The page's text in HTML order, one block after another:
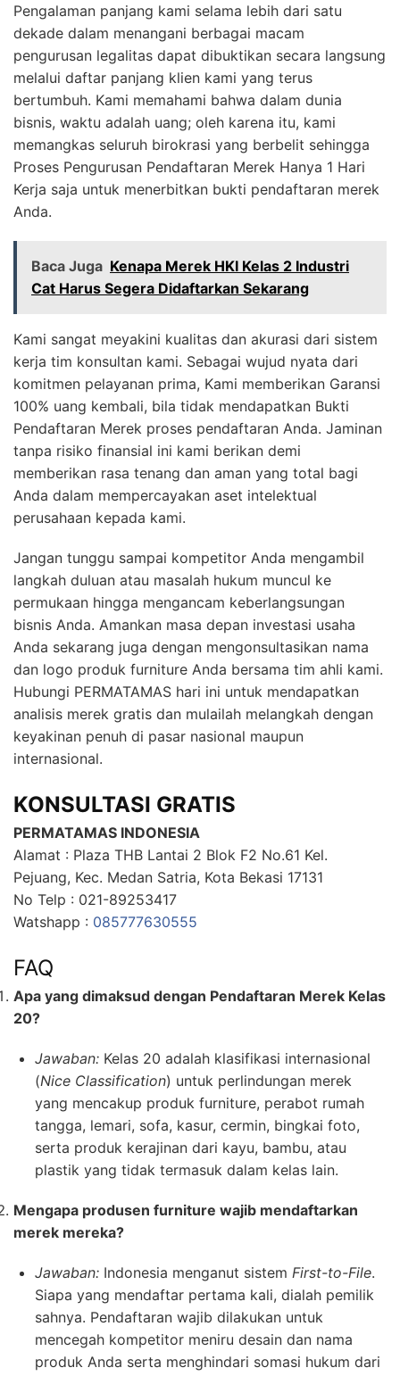
Pengalaman panjang kami selama lebih dari satu
dekade dalam menangani berbagai macam
pengurusan legalitas dapat dibuktikan secara langsung
melalui daftar panjang klien kami yang terus
bertumbuh. Kami memahami bahwa dalam dunia
bisnis, waktu adalah uang; oleh karena itu, kami
memangkas seluruh birokrasi yang berbelit sehingga
Proses Pengurusan Pendaftaran Merek Hanya 1 Hari
Kerja saja untuk menerbitkan bukti pendaftaran merek
Anda.
Baca Juga Kenapa Merek HKI Kelas 2 Industri
Cat Harus Segera Didaftarkan Sekarang
Kami sangat meyakini kualitas dan akurasi dari sistem
kerja tim konsultan kami. Sebagai wujud nyata dari
komitmen pelayanan prima, Kami memberikan Garansi
100% uang kembali, bila tidak mendapatkan Bukti
Pendaftaran Merek proses pendaftaran Anda. Jaminan
tanpa risiko finansial ini kami berikan demi
memberikan rasa tenang dan aman yang total bagi
Anda dalam mempercayakan aset intelektual
perusahaan kepada kami.
Jangan tunggu sampai kompetitor Anda mengambil
langkah duluan atau masalah hukum muncul ke
permukaan hingga mengancam keberlangsungan
bisnis Anda. Amankan masa depan investasi usaha
Anda sekarang juga dengan mengonsultasikan nama
dan logo produk furniture Anda bersama tim ahli kami.
Hubungi PERMATAMAS hari ini untuk mendapatkan
analisis merek gratis dan mulailah melangkah dengan
keyakinan penuh di pasar nasional maupun
internasional.
KONSULTASI GRATIS
PERMATAMAS INDONESIA
Alamat : Plaza THB Lantai 2 Blok F2 No.61 Kel.
Pejuang, Kec. Medan Satria, Kota Bekasi 17131
No Telp : 021-89253417
Watshapp : 085777630555
FAQ
Apa yang dimaksud dengan Pendaftaran Merek Kelas
20?
Jawaban: Kelas 20 adalah klasifikasi internasional
(Nice Classification) untuk perlindungan merek
yang mencakup produk furniture, perabot rumah
tangga, lemari, sofa, kasur, cermin, bingkai foto,
serta produk kerajinan dari kayu, bambu, atau
plastik yang tidak termasuk dalam kelas lain.
Mengapa produsen furniture wajib mendaftarkan
merek mereka?
Jawaban: Indonesia menganut sistem First-to-File.
Siapa yang mendaftar pertama kali, dialah pemilik
sahnya. Pendaftaran wajib dilakukan untuk
mencegah kompetitor meniru desain dan nama
produk Anda serta menghindari somasi hukum dari